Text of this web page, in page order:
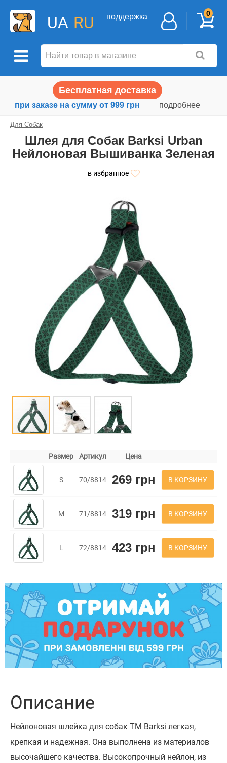
UA RU поддержка 0
Бесплатная доставка
при заказе на сумму от 999 грн подробнее
Для Собак
Шлея для Собак Barksi Urban
Нейлоновая Вышиванка Зеленая
в избранное
Размер Артикул Цена
S 70/8814 269 грн В КОРЗИНУ
M 71/8814 319 грн В КОРЗИНУ
L 72/8814 423 грн В КОРЗИНУ
Описание
Нейлоновая шлейка для собак ТМ Barksi легкая,
крепкая и надежная. Она выполнена из материалов
высочайшего качества. Высокопрочный нейлон, из